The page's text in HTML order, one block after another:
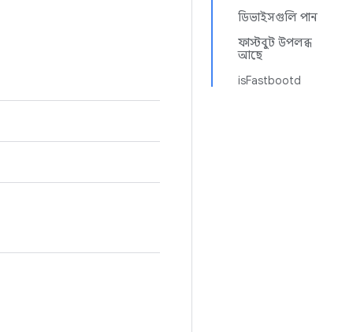
ডিভাইসগুলি পান
ফাস্টবুট উপলব্ধ
আছে
isFastbootd